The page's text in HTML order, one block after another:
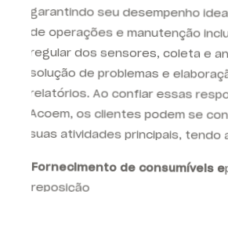
regular dos sensores, coleta e
solução de problemas e
relatórios. Ao confiar essas
Acoem, os clientes podem se
suas atividades principais, tendo
de saber que o monitoramento
ar está em mãos especializadas.
Fornecimento de consumíveis e
reposição